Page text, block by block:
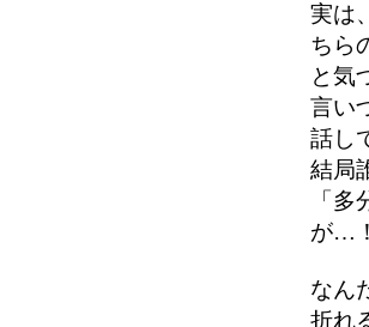
実は
ちら
と気
言い
話し
結局
「
が…
なん
折れ